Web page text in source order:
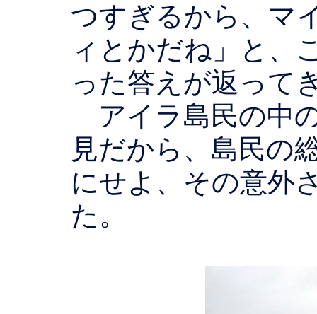
つすぎるから、マ
ィとかだね」と、
った答えが返って
アイラ島民の中
見だから、島民の
にせよ、その意外
た。